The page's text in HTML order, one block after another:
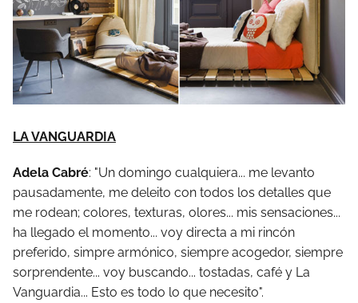
LA VANGUARDIA
Adela Cabré: "Un domingo cualquiera... me levanto
pausadamente, me deleito con todos los detalles que
me rodean; colores, texturas, olores... mis sensaciones...
ha llegado el momento... voy directa a mi rincón
preferido, simpre armónico, siempre acogedor, siempre
sorprendente... voy buscando... tostadas, café y La
Vanguardia... Esto es todo lo que necesito".